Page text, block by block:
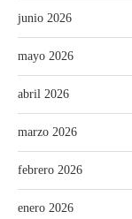
junio 2026
mayo 2026
abril 2026
marzo 2026
febrero 2026
enero 2026